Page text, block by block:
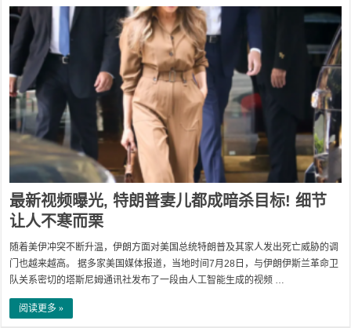
最新视频曝光, 特朗普妻儿都成暗杀目标! 细节
让人不寒而栗
随着美伊冲突不断升温，伊朗方面对美国总统特朗普及其家人发出死亡威胁的调
门也越来越高。 据多家美国媒体报道，当地时间7月28日，与伊朗伊斯兰革命卫
队关系密切的塔斯尼姆通讯社发布了一段由人工智能生成的视频 …
阅读更多 »